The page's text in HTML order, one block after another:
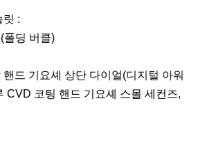
릿 :
폴딩 버클)
드 기요셰 상단 다이얼(디지털 아워
CVD 코팅 핸드 기요셰 스몰 세컨즈,